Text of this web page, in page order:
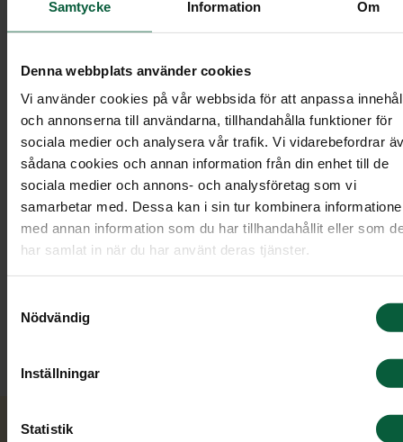
Samtycke Information Om
Denna webbplats använder cookies
Vi använder cookies på vår webbsida för att anpassa
och annonserna till användarna, tillhandahålla funktioner för
sociala medier och analysera vår trafik. Vi vidarebefordrar
sådana cookies och annan information från din enhet till de
sociala medier och annons- och analysföretag som vi
samarbetar med. Dessa kan i sin tur kombinera
med annan information som du har tillhandahållit eller som
har samlat in när du har använt deras tjänster.
Nödvändig
Inställningar
Statistik
Tina Kyrö